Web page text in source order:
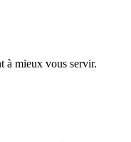
à mieux vous servir.